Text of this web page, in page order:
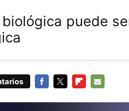
puede